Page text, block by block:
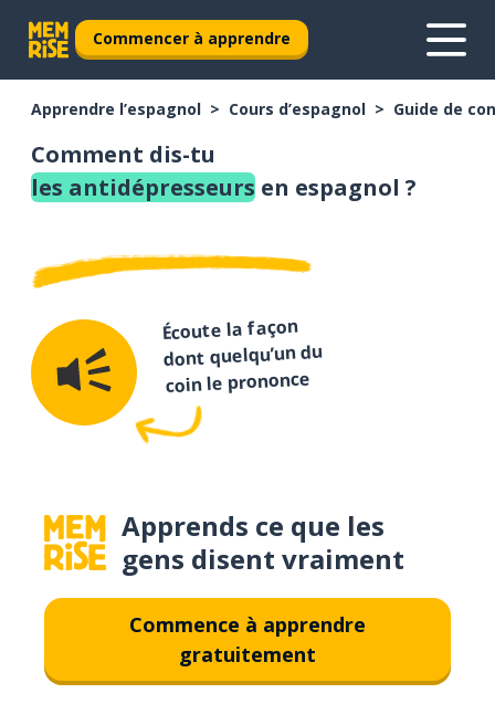
Commencer à apprendre
Apprendre l’espagnol Cours d’espagnol Guide de
Comment dis-tu
les antidépresseurs en espagnol ?
Écoute la façon
dont quelqu’un du
coin le prononce
Apprends ce que les
gens disent vraiment
Commence à apprendre
gratuitement